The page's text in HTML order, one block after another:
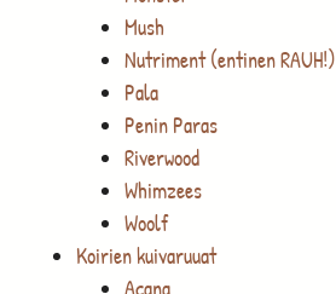
Mush
Nutriment (entinen RAUH!)
Pala
Penin Paras
Riverwood
Whimzees
Woolf
Koirien kuivaruuat